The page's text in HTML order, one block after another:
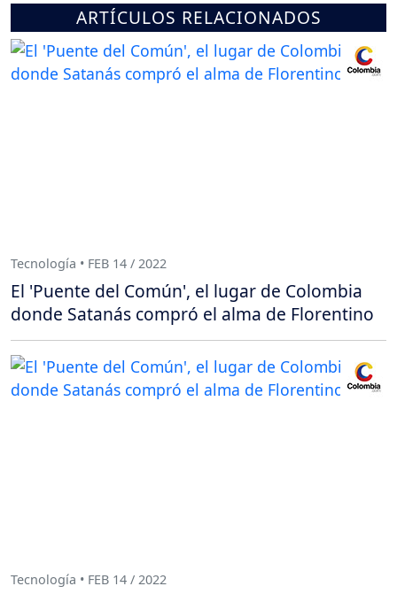
ARTÍCULOS RELACIONADOS
Tecnología • FEB 14 / 2022
El 'Puente del Común', el lugar de Colombia
donde Satanás compró el alma de Florentino
Tecnología • FEB 14 / 2022